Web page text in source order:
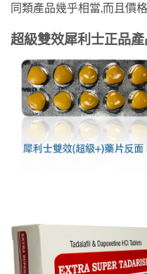
同類產品幾乎相當,而且價
超級雙效犀利士正品